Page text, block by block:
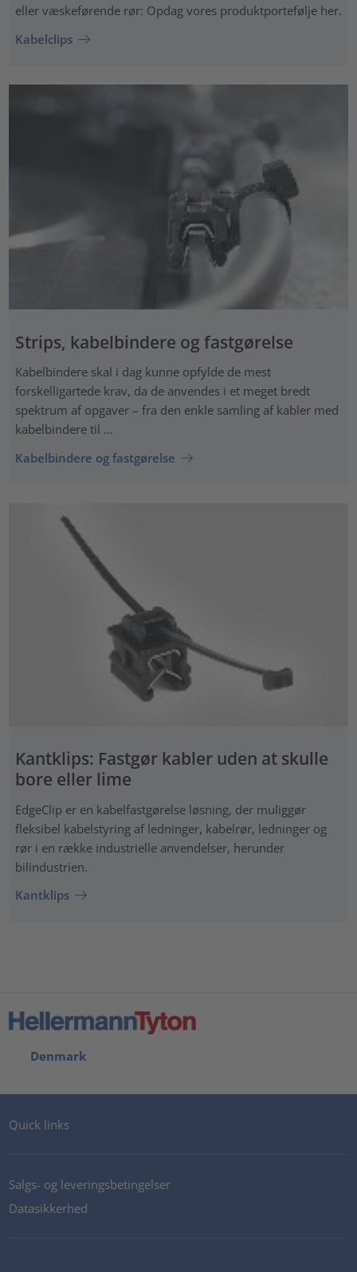
eller væskeførende rør: Opdag vores produktportefølje her.
Kabelclips
Strips, kabelbindere og fastgørelse
Kabelbindere skal i dag kunne opfylde de mest
forskelligartede krav, da de anvendes i et meget bredt
spektrum af opgaver – fra den enkle samling af kabler med
kabelbindere til …
Kabelbindere og fastgørelse
Kantklips: Fastgør kabler uden at skulle
bore eller lime
EdgeClip er en kabelfastgørelse løsning, der muliggør
fleksibel kabelstyring af ledninger, kabelrør, ledninger og
rør i en række industrielle anvendelser, herunder
bilindustrien.
Kantklips
Denmark
Quick links
Salgs- og leveringsbetingelser
Datasikkerhed